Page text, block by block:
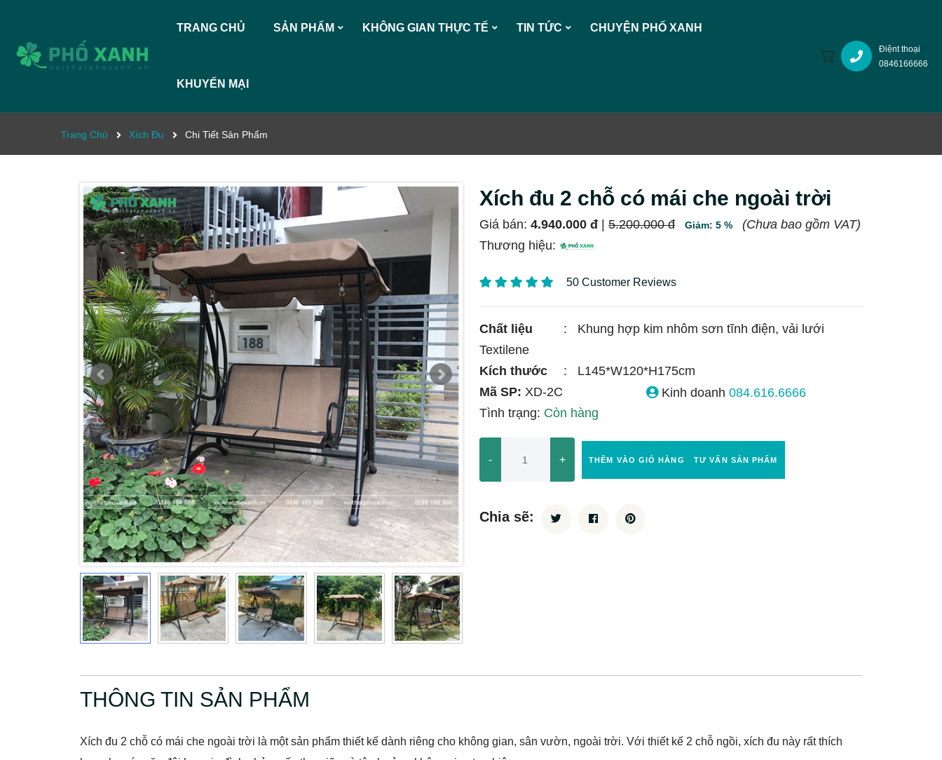
TRANG CHỦ SẢN PHẨM KHÔNG GIAN THỰC TẾ TIN TỨC CHUYỆN PHỐ XANH
KHUYẾN MẠI
Điệnt thoại
0846166666
Trang Chủ Xích Đu Chi Tiết Sản Phẩm
Xích đu 2 chỗ có mái che ngoài trời
Giá bán: 4.940.000 đ 5.200.000 đ Giảm: 5 %
(Chưa bao gồm VAT)
Thương hiệu:
50 Customer Reviews
Chất liệu :
Khung hợp kim nhôm sơn tĩnh điện, vải lưới
Textilene
Kích thước
:
L145*W120*H175cm
Mã SP: XD-2C
Tình trạng: Còn hàng
Kinh doanh 084.616.6666
- + THÊM VÀO GIỎ HÀNG TƯ VẤN SẢN PHẨM
Chia sẽ:
THÔNG TIN SẢN PHẨM
Xích đu 2 chỗ có mái che ngoài trời là một sản phẩm thiết kế dành riêng cho không gian, sân vườn, ngoài trời. Với thiết kế 2 chỗ ngồi, xích đu này rất thích